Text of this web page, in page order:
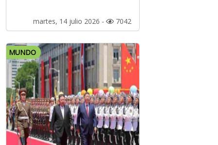
martes, 14 julio 2026 - 7042
MUNDO